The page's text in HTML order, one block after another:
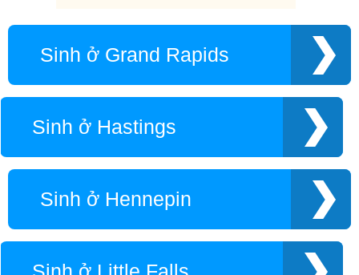
Sinh ở Grand Rapids
Sinh ở Hastings
Sinh ở Hennepin